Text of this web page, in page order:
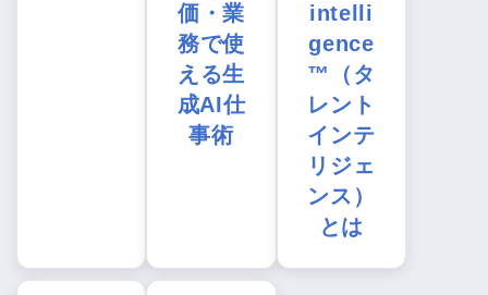
価・業
務で使
える生
成AI仕
事術
intelli
gence
™（タ
レント
インテ
リジェ
ンス）
とは